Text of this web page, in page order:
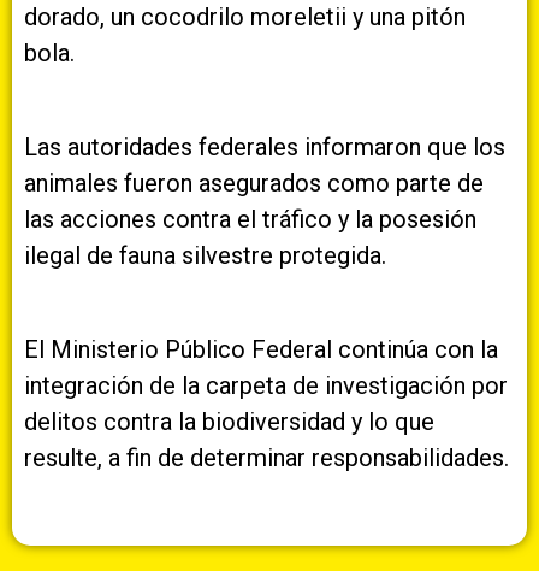
dorado, un cocodrilo moreletii y una pitón
bola.
Las autoridades federales informaron que los
animales fueron asegurados como parte de
las acciones contra el tráfico y la posesión
ilegal de fauna silvestre protegida.
El Ministerio Público Federal continúa con la
integración de la carpeta de investigación por
delitos contra la biodiversidad y lo que
resulte, a fin de determinar responsabilidades.